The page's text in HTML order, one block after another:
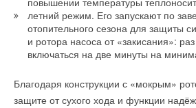
летний режим. Его запускают по
отопительного сезона для защиты
и ротора насоса от «закисания»:
включаться на две минуты на
Благодаря конструкции с «мокрым»
защите от сухого хода и функции